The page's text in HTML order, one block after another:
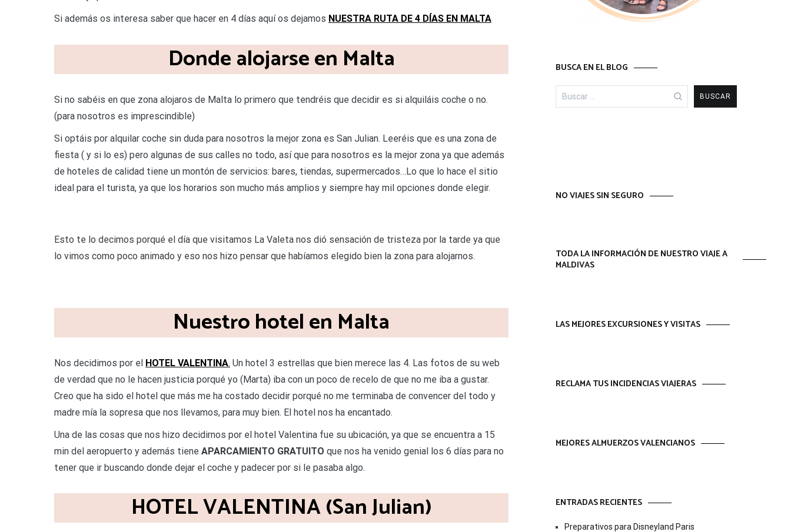
Si además os interesa saber que hacer en 4 días aquí os dejamos NUESTRA RUTA DE 4 DÍAS EN MALTA
Donde alojarse en Malta
Si no sabéis en que zona alojaros de Malta lo primero que tendréis que decidir es si alquiláis coche o no.
(para nosotros es imprescindible)
Si optáis por alquilar coche sin duda para nosotros la mejor zona es San Julian. Leeréis que es una zona de
fiesta ( y si lo es) pero algunas de sus calles no todo, así que para nosotros es la mejor zona ya que además
de hoteles de calidad tiene un montón de servicios: bares, tiendas, supermercados…Lo que lo hace el sitio
ideal para el turista, ya que los horarios son mucho más amplios y siempre hay mil opciones donde elegir.
Esto te lo decimos porqué el día que visitamos La Valeta nos dió sensación de tristeza por la tarde ya que
lo vimos como poco animado y eso nos hizo pensar que habíamos elegido bien la zona para alojarnos.
Nuestro hotel en Malta
Nos decidimos por el HOTEL VALENTINA. Un hotel 3 estrellas que bien merece las 4. Las fotos de su web
de verdad que no le hacen justicia porqué yo (Marta) iba con un poco de recelo de que no me iba a gustar.
Creo que ha sido el hotel que más me ha costado decidir porqué no me terminaba de convencer del todo y
madre mía la sopresa que nos llevamos, para muy bien. El hotel nos ha encantado.
Una de las cosas que nos hizo decidirnos por el hotel Valentina fue su ubicación, ya que se encuentra a 15
min del aeropuerto y además tiene APARCAMIENTO GRATUITO que nos ha venido genial los 6 días para no
tener que ir buscando donde dejar el coche y padecer por si le pasaba algo.
HOTEL VALENTINA (San Julian)
BUSCA EN EL BLOG
Buscar:
NO VIAJES SIN SEGURO
TODA LA INFORMACIÓN DE NUESTRO VIAJE A
MALDIVAS
LAS MEJORES EXCURSIONES Y VISITAS
RECLAMA TUS INCIDENCIAS VIAJERAS
MEJORES ALMUERZOS VALENCIANOS
ENTRADAS RECIENTES
Preparativos para Disneyland Paris